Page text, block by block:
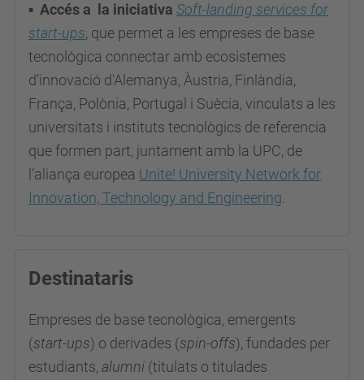
▪ Accés a la iniciativa Soft-landing services for
start-ups, que permet a les empreses de base
tecnològica connectar amb ecosistemes
d’innovació d'Alemanya, Àustria, Finlàndia,
França, Polònia, Portugal i Suècia, vinculats a les
universitats i instituts tecnològics de referencia
que formen part, juntament amb la UPC, de
l’aliança europea Unite! University Network for
Innovation, Technology and Engineering.
Destinataris
Empreses de base tecnològica, emergents
(start-ups) o derivades (spin-offs), fundades per
estudiants,alumni (titulats o titulades